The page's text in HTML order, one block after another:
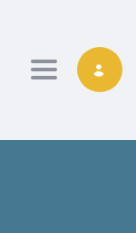
Toggle